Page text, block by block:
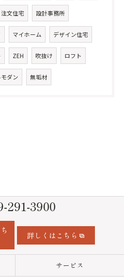
注文住宅 設計事務所
マイホーム デザイン住宅
ZEH 吹抜け ロフト
ダン 無垢材
291-3900
詳しくはこちら
サービス